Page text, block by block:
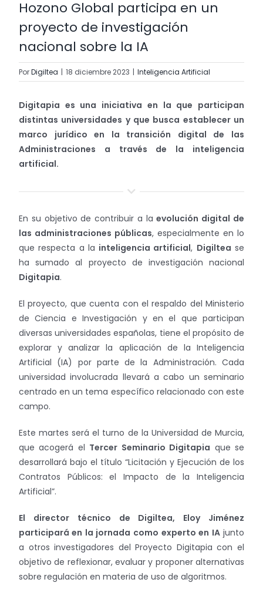
Contacto
Hozono Global participa en un
proyecto de investigación
nacional sobre la IA
PorDigiltea | 18 diciembre 2023 | Inteligencia Artificial
Digitapia es una iniciativa en la que participan
distintas universidades y que busca establecer un
marco jurídico en la transición digital de las
Administraciones a través de la inteligencia
artificial.
En su objetivo de contribuir a laevolución digital de
las administraciones públicas, especialmente en lo
que respecta a la inteligencia artificial, Digiltea se
ha sumado al proyecto de investigación nacional
Digitapia.
El proyecto, que cuenta con el respaldo del Ministerio
de Ciencia e Investigación y en el que participan
diversas universidades españolas, tiene el propósito de
explorar y analizar la aplicación de la Inteligencia
Artificial (IA) por parte de la Administración. Cada
universidad involucrada llevará a cabo un seminario
centrado en un tema específico relacionado con este
campo.
Este martes será el turno de la Universidad de Murcia,
que acogerá el Tercer Seminario Digitapia que se
desarrollará bajo el título “Licitación y Ejecución de los
Contratos Públicos: el Impacto de la Inteligencia
Artificial”.
El director técnico de Digiltea, Eloy Jiménez
participará en la jornada como experto en IAjunto
a otros investigadores del Proyecto Digitapia con el
objetivo de reflexionar, evaluar y proponer alternativas
sobre regulación en materia de uso de algoritmos.